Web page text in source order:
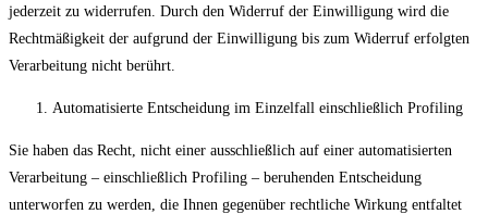
jederzeit zu widerrufen. Durch den Widerruf der Einwilligung wird die
Rechtmäßigkeit der aufgrund der Einwilligung bis zum Widerruf erfolgten
Verarbeitung nicht berührt.
Automatisierte Entscheidung im Einzelfall einschließlich Profiling
Sie haben das Recht, nicht einer ausschließlich auf einer automatisierten
Verarbeitung – einschließlich Profiling – beruhenden Entscheidung
unterworfen zu werden, die Ihnen gegenüber rechtliche Wirkung entfaltet